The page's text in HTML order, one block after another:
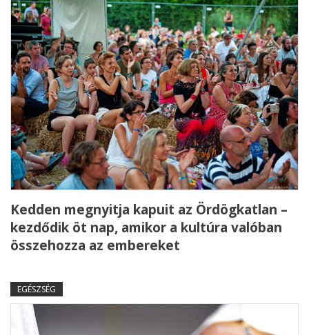
Kedden megnyitja kapuit az Ördögkatlan –
kezdődik öt nap, amikor a kultúra valóban
összehozza az embereket
EGÉSZSÉG